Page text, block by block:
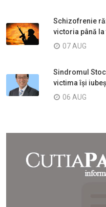
Schizofrenie
victoria până
07 AUG
Sindromul
victima își
06 AUG